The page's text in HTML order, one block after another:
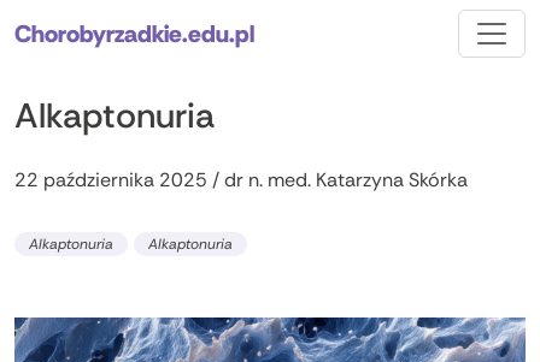
Chorobyrzadkie.edu.pl
Alkaptonuria
22 października 2025 / dr n. med. Katarzyna Skórka
Alkaptonuria Alkaptonuria